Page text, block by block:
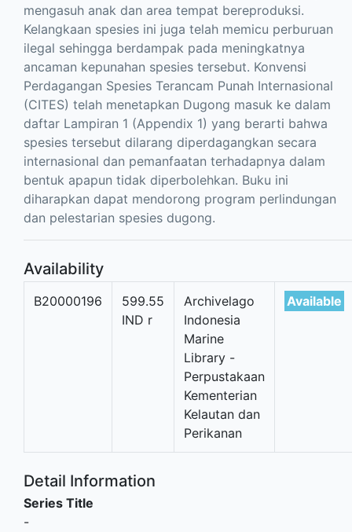
mengasuh anak dan area tempat bereproduksi.
Kelangkaan spesies ini juga telah memicu perburuan
ilegal sehingga berdampak pada meningkatnya
ancaman kepunahan spesies tersebut. Konvensi
Perdagangan Spesies Terancam Punah Internasional
(CITES) telah menetapkan Dugong masuk ke dalam
daftar Lampiran 1 (Appendix 1) yang berarti bahwa
spesies tersebut dilarang diperdagangkan secara
internasional dan pemanfaatan terhadapnya dalam
bentuk apapun tidak diperbolehkan. Buku ini
diharapkan dapat mendorong program perlindungan
dan pelestarian spesies dugong.
Availability
B20000196
599.55
IND r
Archivelago
Indonesia
Marine
Library -
Perpustakaan
Kementerian
Kelautan dan
Perikanan
Available
Detail Information
Series Title
-